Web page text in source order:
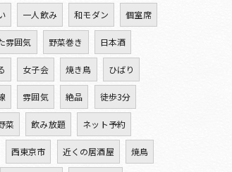
一人飲み 和モダン 個室席
雰囲気 野菜巻き 日本酒
女子会 焼き鳥 ひばり
雰囲気 絶品 徒歩3分
菜 飲み放題 ネット予約
西東京市 近くの居酒屋 焼鳥